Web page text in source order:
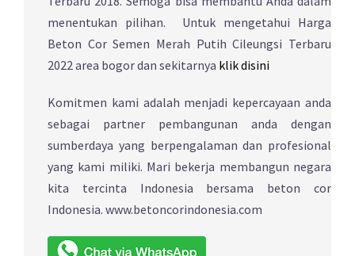
menentukan pilihan. Untuk mengetahui Harga
Beton Cor Semen Merah Putih Cileungsi Terbaru
2022 area bogor dan sekitarnya klik disini
Komitmen kami adalah menjadi kepercayaan anda
sebagai partner pembangunan anda dengan
sumberdaya yang berpengalaman dan profesional
yang kami miliki. Mari bekerja membangun negara
kita tercinta Indonesia bersama beton cor
Indonesia. www.betoncorindonesia.com